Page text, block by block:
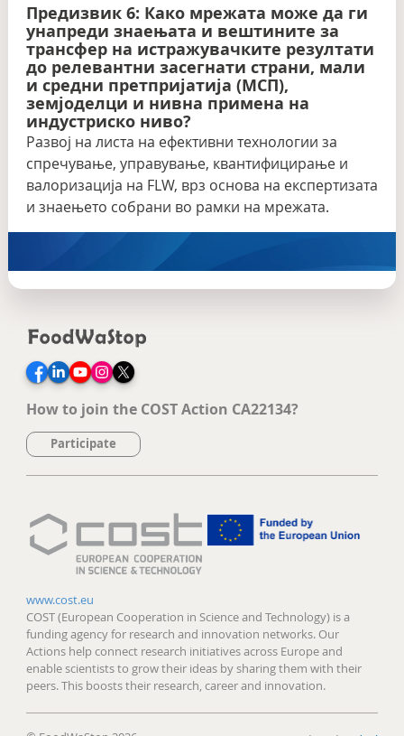
Предизвик 6: Како мрежата може да ги
унапреди знаењата и вештините за
трансфер на истражувачките резултати
до релевантни засегнати страни, мали
и средни претпријатија (МСП),
земјоделци и нивна примена на
индустриско ниво?
Развој на листа на ефективни технологии за
спречување, управување, квантифицирање и
валоризација на FLW, врз основа на експертизата
и знаењето собрани во рамки на мрежата.
Facebook
LinkedIn
YouTubeInstagram
How to join the COST Action CA22134?
Participate
www.cost.eu
COST (European Cooperation in Science and Technology) is a
funding agency for research and innovation networks. Our
Actions help connect research initiatives across Europe and
enable scientists to grow their ideas by sharing them with their
peers. This boosts their research, career and innovation.